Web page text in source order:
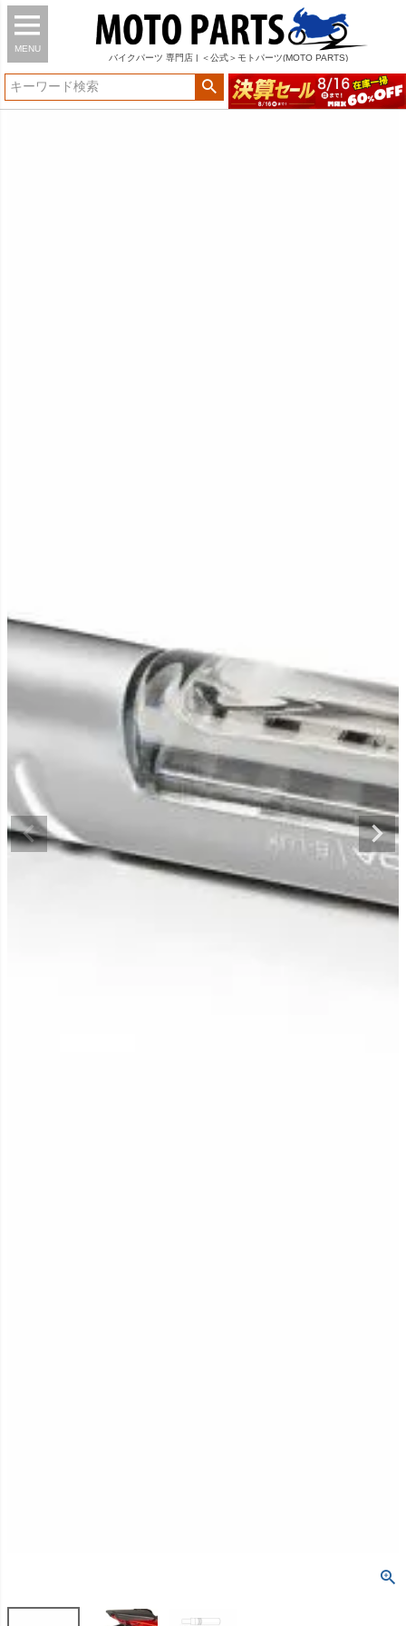
MENU
バイク パーツ 専門店 | ＜公式＞モトパーツ(MOTO PARTS)